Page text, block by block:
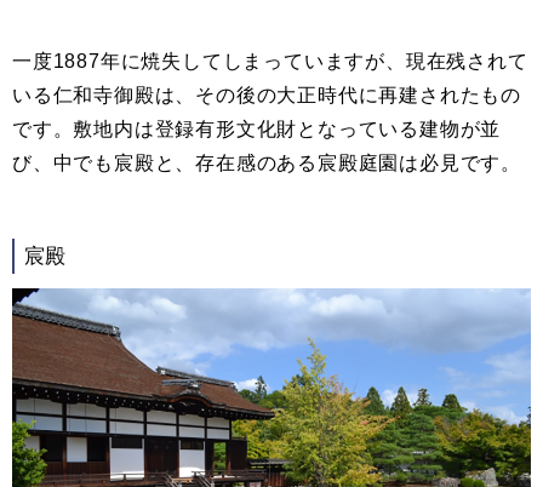
一度1887年に焼失してしまっていますが、現在残されて
いる仁和寺御殿は、その後の大正時代に再建されたもの
です。敷地内は登録有形文化財となっている建物が並
び、中でも宸殿と、存在感のある宸殿庭園は必見です。
宸殿